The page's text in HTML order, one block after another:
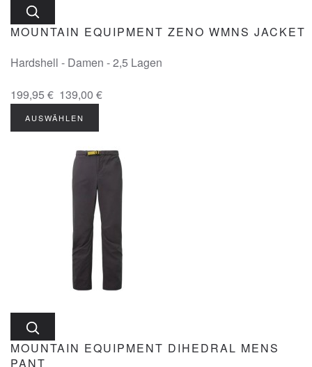
MOUNTAIN EQUIPMENT ZENO WMNS JACKET
Hardshell - Damen - 2,5 Lagen
199,95 € 139,00 €
AUSWÄHLEN
MOUNTAIN EQUIPMENT DIHEDRAL MENS
PANT